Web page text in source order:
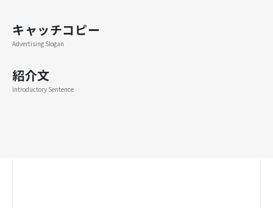
キャッチコピー
Advertising Slogan
紹介文
Introductory Sentence